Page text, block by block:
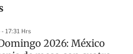
17:31 Hrs
2026: México